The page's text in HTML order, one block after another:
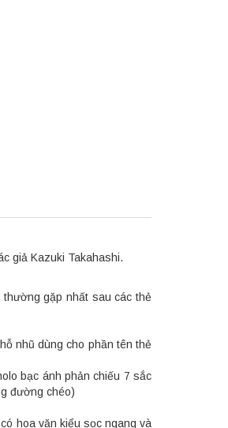
giả Kazuki Takahashi.
gặp nhất sau các thẻ
nhũ dùng cho phần tên thẻ
bạc ánh phản chiếu 7 sắc
đường chéo)
hoa văn kiểu sọc ngang và